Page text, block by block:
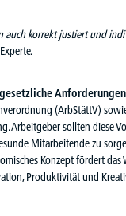
auch korrekt justiert und
(ArbStättV)
Arbeitgeber sollten diese
Mitarbeitende zu
Konzept fördert
Produktivität und